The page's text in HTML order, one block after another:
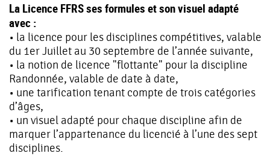
La Licence FFRS ses formules et son visuel adapté
avec :
• la licence pour les disciplines compétitives, valable
du 1er Juillet au 30 septembre de l’année suivante,
• la notion de licence "flottante" pour la discipline
Randonnée, valable de date à date,
• une tarification tenant compte de trois catégories
d’âges,
• un visuel adapté pour chaque discipline afin de
marquer l’appartenance du licencié à l’une des sept
disciplines.